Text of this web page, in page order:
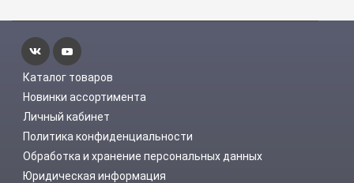
Каталог товаров
Новинки ассортимента
Личный кабинет
Политика конфиденциальности
Обработка и хранение персональных данных
Юридическая информация